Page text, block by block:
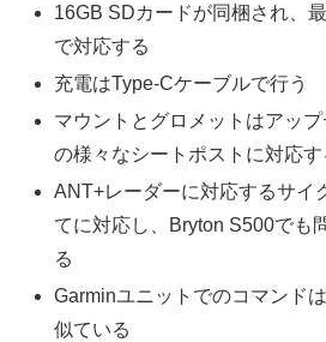
16GB SDカードが同梱され、
で対応する
充電はType-Cケーブルで行う
マウントとグロメットはアッ
の様々なシートポストに対応す
ANT+レーダーに対応するサイ
てに対応し、Bryton S500でも
る
Garminユニットでのコマンド
似ている